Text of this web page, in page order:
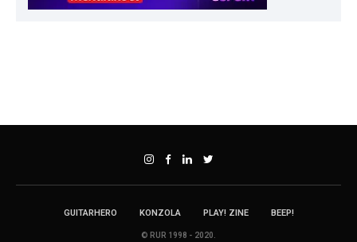
GUITARHERO KONZOLA PLAY! ZINE BEEP!
© RUR 1998 - 2020.